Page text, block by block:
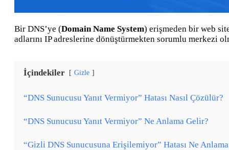
Bir DNS’ye (Domain Name System) erişmeden bir web
adlarını IP adreslerine dönüştürmekten sorumlu merkezi
İçindekiler Gizle
“DNS Sunucusu Yanıt Vermiyor” Hatası Nasıl Çözülür?
“DNS Sunucusu Yanıt Vermiyor” Ne Anlama Gelir?
“Gizli DNS Sunucusuna Erişilemiyor” Hatası Ne